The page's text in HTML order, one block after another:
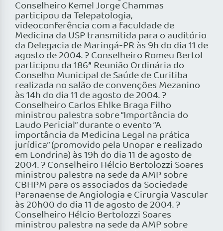
Conselheiro Kemel Jorge Chammas
participou da Telepatologia,
videoconferência com a faculdade de
Medicina da USP transmitida para o auditório
da Delegacia de Maringá-PR às 9h do dia 11 de
agosto de 2004. ? Conselheiro Romeu Bertol
participou da 186ª Reunião Ordinária do
Conselho Municipal de Saúde de Curitiba
realizada no salão de convenções Mezanino
às 14h do dia 11 de agosto de 2004. ?
Conselheiro Carlos Ehlke Braga Filho
ministrou palestra sobre “Importância do
Laudo Pericial” durante o evento “A
importância da Medicina Legal na prática
jurídica” (promovido pela Unopar e realizado
em Londrina) às 19h do dia 11 de agosto de
2004. ? Conselheiro Hélcio Bertolozzi Soares
ministrou palestra na sede da AMP sobre
CBHPM para os associados da Sociedade
Paranaense de Angiologia e Cirurgia Vascular
às 20h00 do dia 11 de agosto de 2004. ?
Conselheiro Hélcio Bertolozzi Soares
ministrou palestra na sede da AMP sobre